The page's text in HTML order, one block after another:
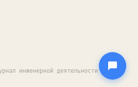
инженерной деятельности